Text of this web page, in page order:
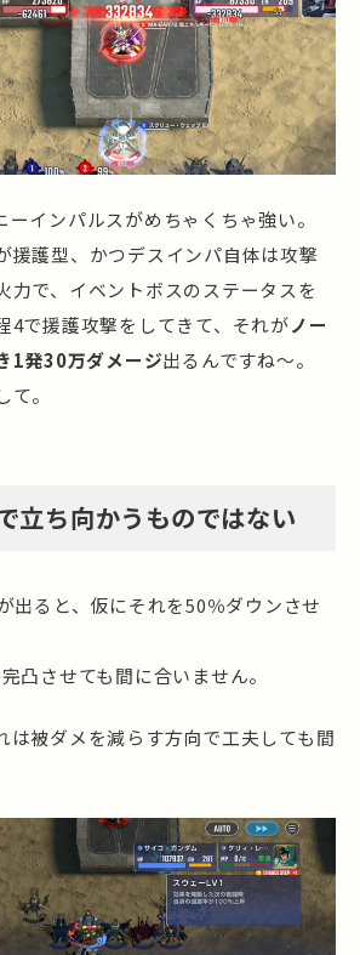
ーインパルスがめちゃくちゃ強い。
援護型、かつデスインパ自体は攻撃
力で、イベントボスのステータスを
4で援護攻撃をしてきて、それがノー
1発30万ダメージ出るんですね～。
。
立ち向かうものではない
出ると、仮にそれを50％ダウンさせ
凸させても間に合いません。
は被ダメを減らす方向で工夫しても間